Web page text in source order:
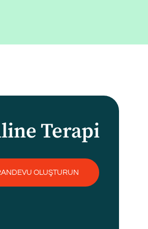
Terapi
OLUŞTURUN